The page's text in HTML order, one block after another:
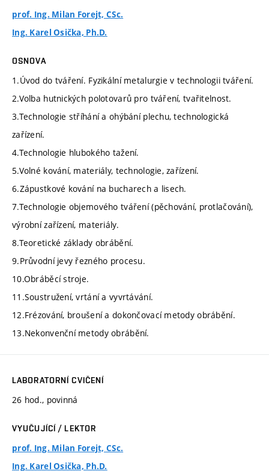
prof. Ing. Milan Forejt, CSc.
Ing. Karel Osička, Ph.D.
OSNOVA
1.Úvod do tváření. Fyzikální metalurgie v technologii tváření.
2.Volba hutnických polotovarů pro tváření, tvařitelnost.
3.Technologie stříhání a ohýbání plechu, technologická
zařízení.
4.Technologie hlubokého tažení.
5.Volné kování, materiály, technologie, zařízení.
6.Zápustkové kování na bucharech a lisech.
7.Technologie objemového tváření (pěchování, protlačování),
výrobní zařízení, materiály.
8.Teoretické základy obrábění.
9.Průvodní jevy řezného procesu.
10.Obráběcí stroje.
11.Soustružení, vrtání a vyvrtávání.
12.Frézování, broušení a dokončovací metody obrábění.
13.Nekonvenční metody obrábění.
LABORATORNÍ CVIČENÍ
26 hod., povinná
VYUČUJÍCÍ / LEKTOR
prof. Ing. Milan Forejt, CSc.
Ing. Karel Osička, Ph.D.